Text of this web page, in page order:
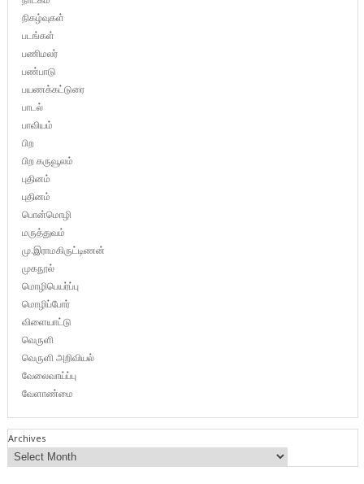
நிகழ்வுகள்
படங்கள்
பணிமலர்
பண்பாடு
பயணக்கட்டுரை
பாடல்
பாவியம்
பிற
பிற கருவூலம்
புதினம்
புதினம்
பொன்மொழி
மருத்துவம்
மு.இராமகிருட்டிணன்
முகநூல்
மொழிபெயர்ப்பு
மொழிப்போர்
விளையாட்டு
வெருளி
வெருளி அறிவியல்
வேலைவாய்ப்பு
வேளாண்மை
Archives